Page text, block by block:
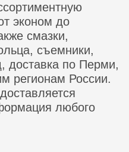
эконом до
смазки,
съемники,
доставка по Перми,
регионам России.
любого